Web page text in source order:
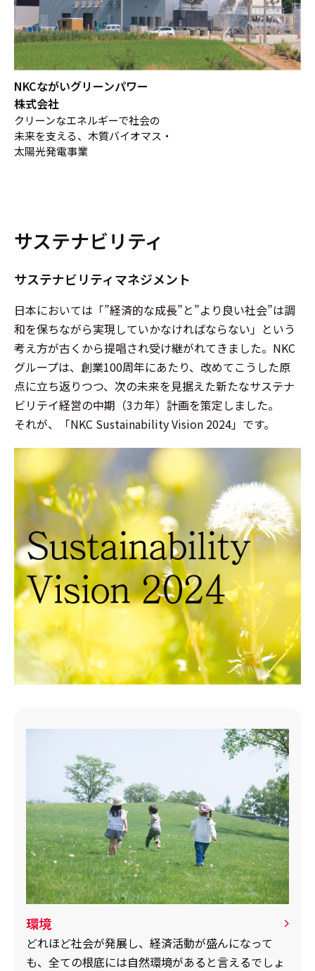
NKCながいグリーンパワー
株式会社
クリーンなエネルギーで社会の
未来を支える、木質バイオマス・
太陽光発電事業
サステナビリティ
サステナビリティマネジメント
日本においては「”経済的な成長”と”より良い社会”は調
和を保ちながら実現していかなければならない」という
考え方が古くから提唱され受け継がれてきました。NKC
グループは、創業100周年にあたり、改めてこうした原
点に立ち返りつつ、次の未来を見据えた新たなサステナ
ビリテイ経営の中期（3カ年）計画を策定しました。
それが、「NKC Sustainability Vision 2024」です。
環境
どれほど社会が発展し、経済活動が盛んになって
も、全ての根底には自然環境があると言えるでしょ